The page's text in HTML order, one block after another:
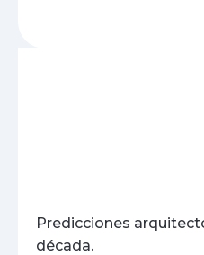
Predicciones
década.